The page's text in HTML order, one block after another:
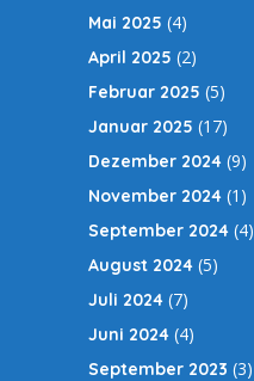
Mai 2025 (4)
April 2025 (2)
Februar 2025 (5)
Januar 2025 (17)
Dezember 2024 (9)
November 2024 (1)
September 2024 (4)
August 2024 (5)
Juli 2024 (7)
Juni 2024 (4)
September 2023 (3)